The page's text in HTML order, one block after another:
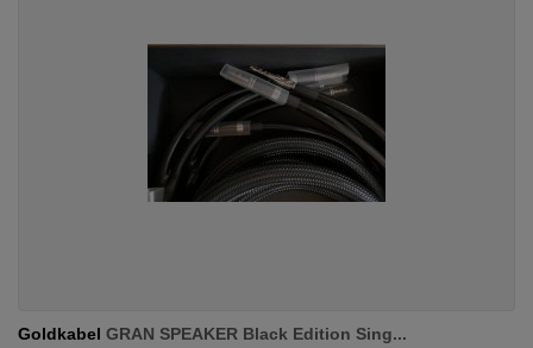
Goldkabel GRAN SPEAKER Black Edition Sing...